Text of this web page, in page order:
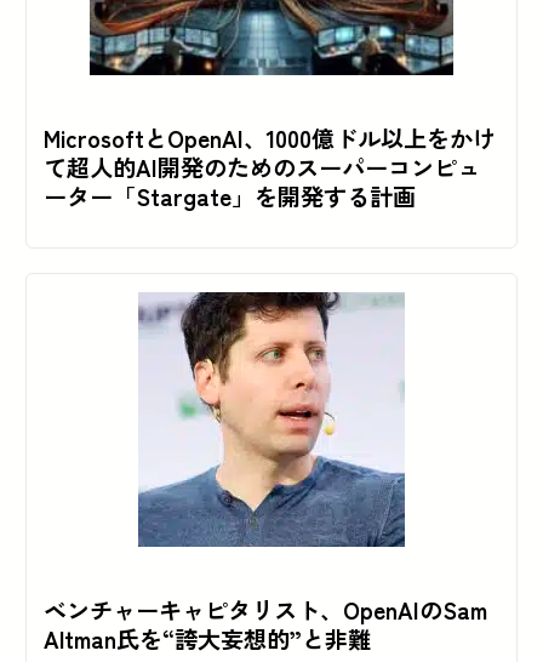
MicrosoftとOpenAI、1000億ドル以上をかけ
て超人的AI開発のためのスーパーコンピュ
ーター「Stargate」を開発する計画
ベンチャーキャピタリスト、OpenAIのSam
Altman氏を“誇大妄想的”と非難